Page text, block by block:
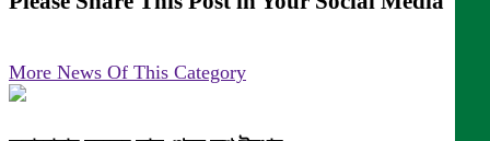
More News Of This Category